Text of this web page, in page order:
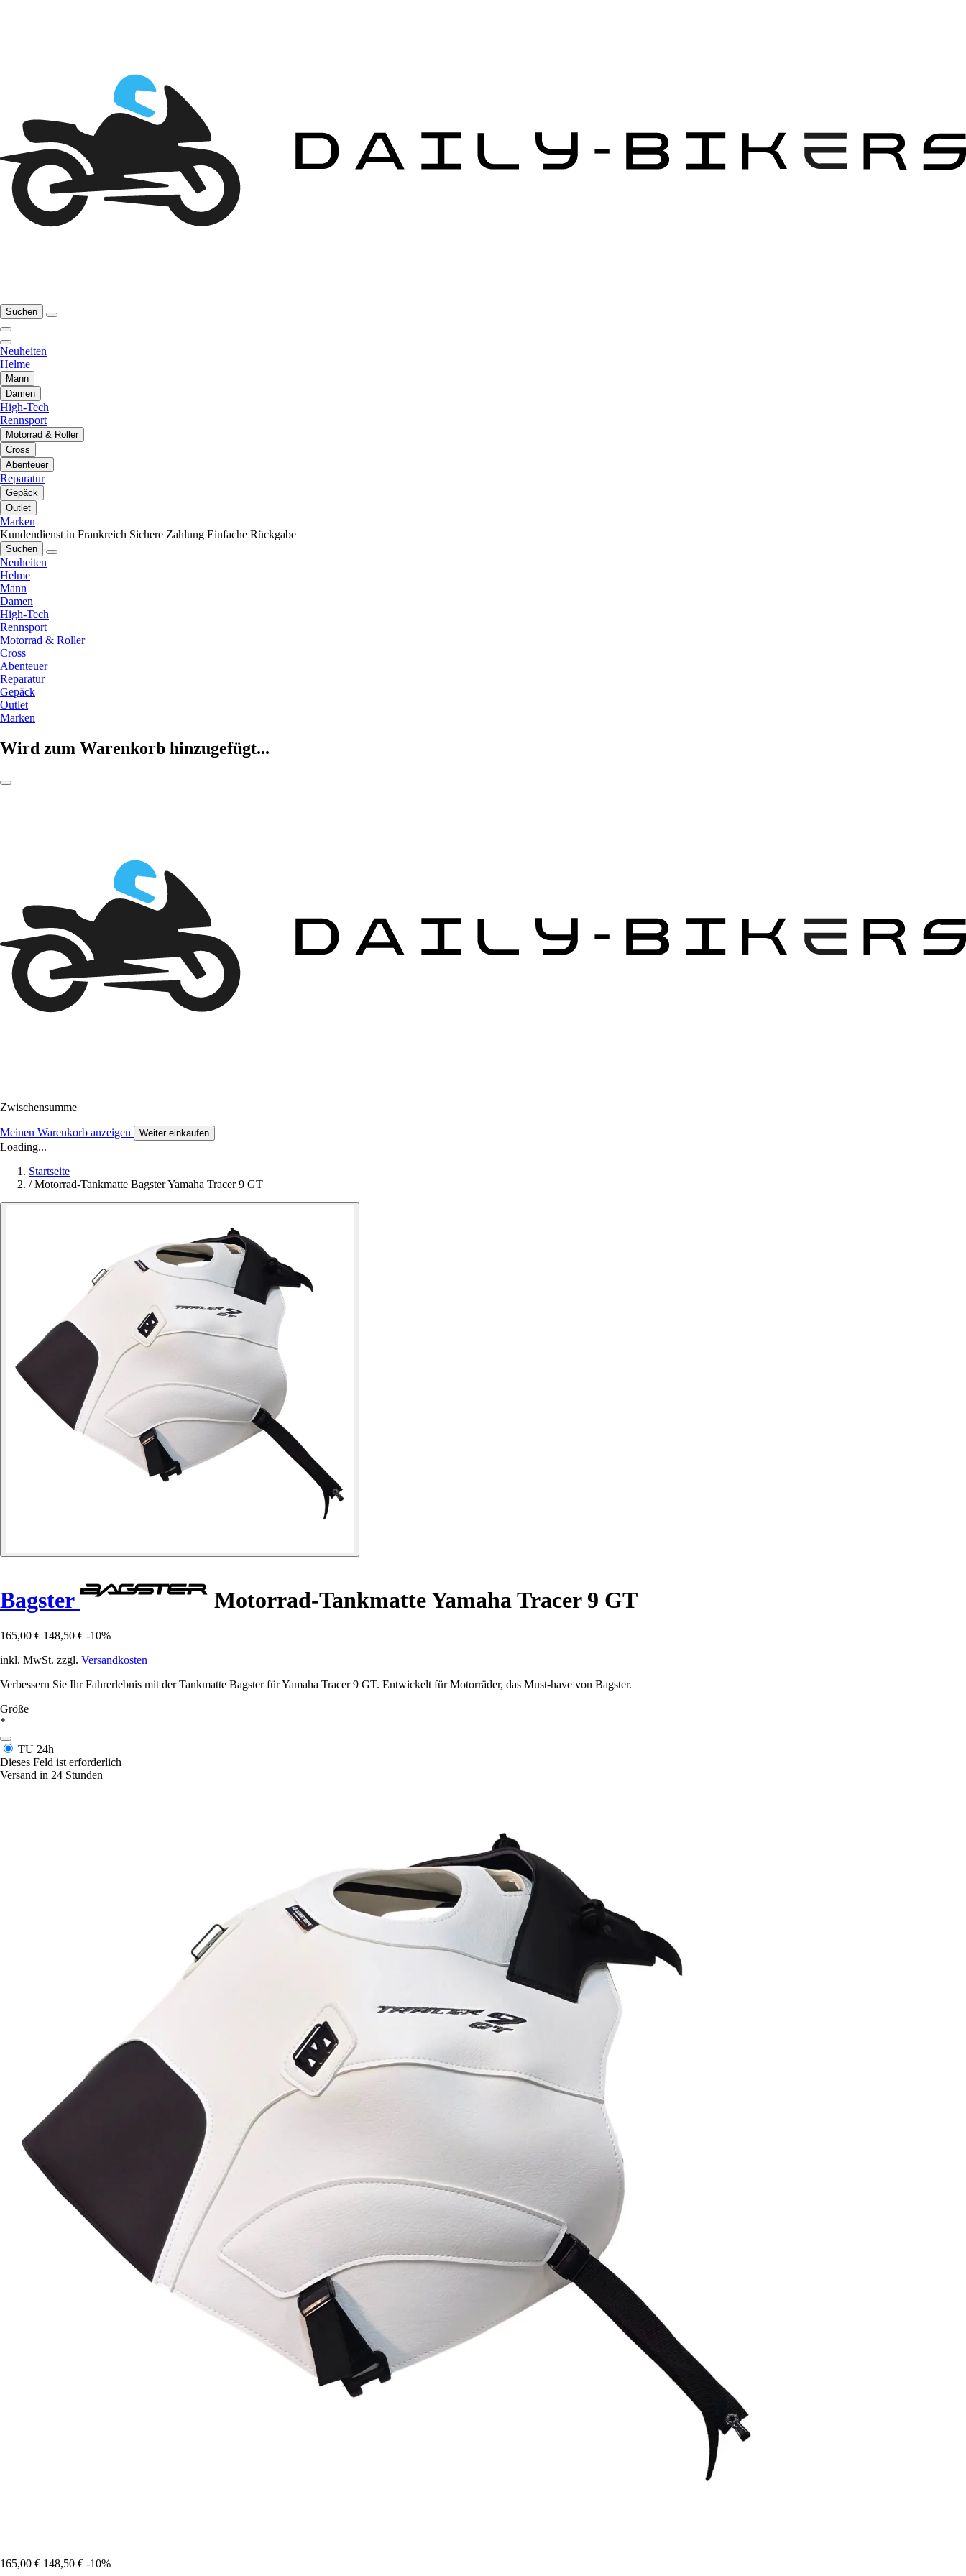
Suchen
Neuheiten
Helme
Mann
Damen
High-Tech
Rennsport
Motorrad & Roller
Cross
Abenteuer
Reparatur
Gepäck
Outlet
Marken
Kundendienst in Frankreich Sichere Zahlung Einfache Rückgabe
Suchen
Neuheiten
Helme
Mann
Damen
High-Tech
Rennsport
Motorrad & Roller
Cross
Abenteuer
Reparatur
Gepäck
Outlet
Marken
Wird zum Warenkorb hinzugefügt...
Zwischensumme
Meinen Warenkorb anzeigen Weiter einkaufen
Loading...
Startseite
/ Motorrad-Tankmatte Bagster Yamaha Tracer 9 GT
Bagster Motorrad-Tankmatte Yamaha Tracer 9 GT
165,00 € 148,50 € -10%
inkl. MwSt. zzgl. Versandkosten
Verbessern Sie Ihr Fahrerlebnis mit der Tankmatte Bagster für Yamaha Tracer 9 GT. Entwickelt für Motorräder, das Must-have von Bagster.
Größe
*
TU 24h
Dieses Feld ist erforderlich
Versand in 24 Stunden
165,00 € 148,50 € -10%